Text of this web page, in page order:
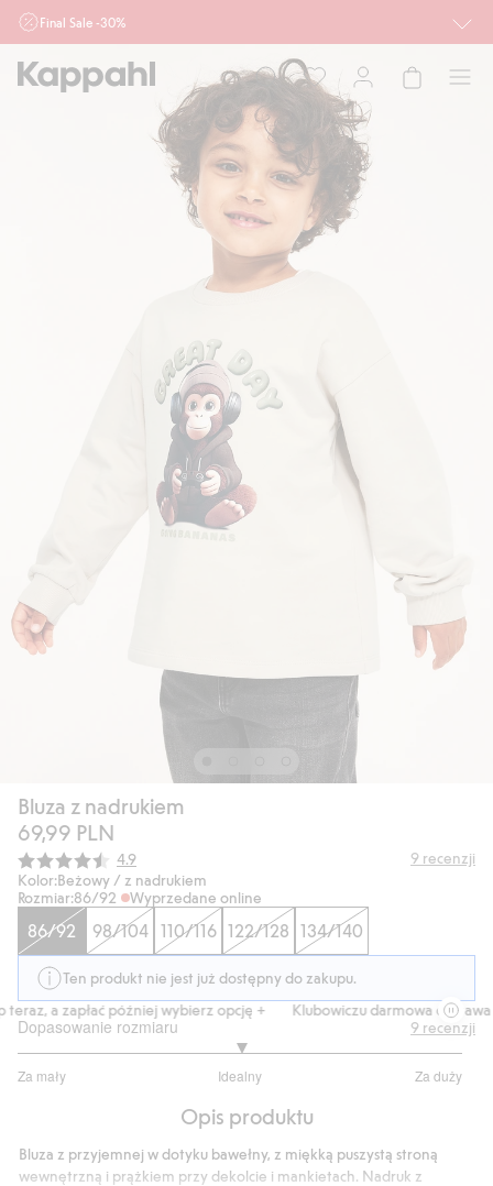
Final Sale -30%
działu outlet do 10.8 w sklepach Kappahl i Newbie oraz na kappahl.com. Ofert
nie łączymy
Mężczyzna Dziecko
Niemowlę
Bluza z nadrukiem
69,99 PLN
Średnia ocena:
4.9 9 recenzji
Kolor:Beżowy / z nadrukiem
Rozmiar:86/92 Wyprzedane online
86/92 98/104 110/116 122/128 134/140
Ten produkt nie jest już dostępny do zakupu.
a zapłać później wybierz opcję +
Klubowiczu darmowa dostawa
Dopasowanie rozmiaru
Za mały Idealny Za duży
na
8
głosów
9 recenzji
Opis produktu
Bluza z przyjemnej w dotyku bawełny, z miękką puszystą stroną
wewnętrzną i prążkiem przy dekolcie i mankietach. Nadruk z